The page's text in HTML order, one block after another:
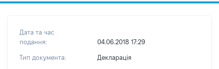
Дата та час
подання:
04.06.2018 17:29
Тип документа: Декларація